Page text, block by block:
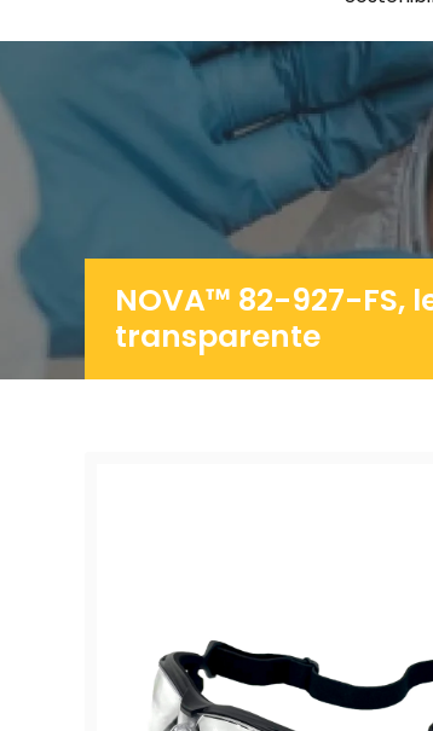
NOVA™ 82-927-FS,
transparente